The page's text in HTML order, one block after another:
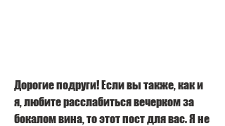
Дорогие подруги! Если вы также, как и
я, любите расслабиться вечерком за
бокалом вина, то этот пост для вас. Я не